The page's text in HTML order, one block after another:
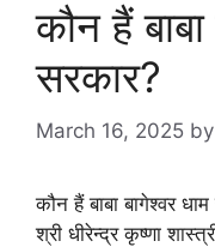
कौन हैं
सरकार?
March 16, 2025 by
कौन हैं बाबा बागेश्वर
श्री धीरेन्द्र कृष्णा